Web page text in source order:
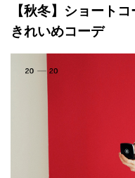
【秋冬】ショート
きれいめコーデ